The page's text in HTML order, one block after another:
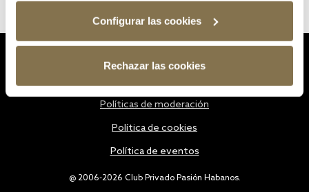
Configurar las cookies
Rechazar las cookies
@ 2006-2026 Club Privado Pasión Habanos.
Políticas de moderación
Política de cookies
Política de eventos